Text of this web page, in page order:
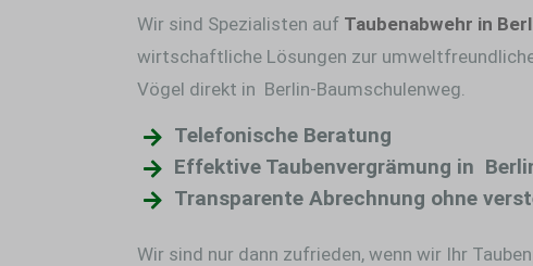
Wir sind Spezialisten auf Taubenabwehr in
wirtschaftliche Lösungen zur
Vögel direkt in Berlin-Baumschulenweg.
Telefonische Beratung
Effektive Taubenvergrämung in
Transparente Abrechnung ohne
Wir sind nur dann zufrieden, wenn wir Ihr